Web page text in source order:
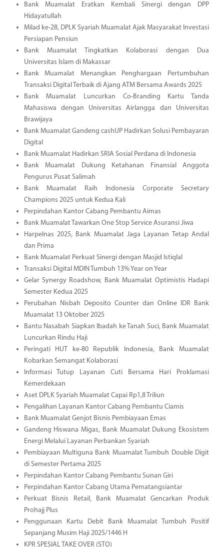
Bank Muamalat Eratkan Kembali Sinergi dengan DPP
Hidayatullah
Milad ke-28, DPLK Syariah Muamalat Ajak Masyarakat Investasi
Persiapan Pensiun
Bank Muamalat Tingkatkan Kolaborasi dengan Dua
Universitas Islam di Makassar
Bank Muamalat Menangkan Penghargaan Pertumbuhan
Transaksi Digital Terbaik di Ajang ATM Bersama Awards 2025
Bank Muamalat Luncurkan Co-Branding Kartu Tanda
Mahasiswa dengan Universitas Airlangga dan Universitas
Brawijaya
Bank Muamalat Gandeng cashUP Hadirkan Solusi Pembayaran
Digital
Bank Muamalat Hadirkan SRIA Sosial Perdana di Indonesia
Bank Muamalat Dukung Ketahanan Finansial Anggota
Pengurus Pusat Salimah
Bank Muamalat Raih Indonesia Corporate Secretary
Champions 2025 untuk Kedua Kali
Perpindahan Kantor Cabang Pembantu Aimas
Bank Muamalat Tawarkan One Stop Service Asuransi Jiwa
Harpelnas 2025, Bank Muamalat Jaga Layanan Tetap Andal
dan Prima
Bank Muamalat Perkuat Sinergi dengan Masjid Istiqlal
Transaksi Digital MDIN Tumbuh 13% Year on Year
Gelar Synergy Roadshow, Bank Muamalat Optimistis Hadapi
Semester Kedua 2025
Perubahan Nisbah Deposito Counter dan Online IDR Bank
Muamalat 13 Oktober 2025
Bantu Nasabah Siapkan Ibadah ke Tanah Suci, Bank Muamalat
Luncurkan Rindu Haji
Peringati HUT ke-80 Republik Indonesia, Bank Muamalat
Kobarkan Semangat Kolaborasi
Informasi Tutup Layanan Cuti Bersama Hari Proklamasi
Kemerdekaan
Aset DPLK Syariah Muamalat Capai Rp1,8 Triliun
Pengalihan Layanan Kantor Cabang Pembantu Ciamis
Bank Muamalat Genjot Bisnis Pembiayaan Emas
Gandeng Hiswana Migas, Bank Muamalat Dukung Ekosistem
Energi Melalui Layanan Perbankan Syariah
Pembiayaan Multiguna Bank Muamalat Tumbuh Double Digit
di Semester Pertama 2025
Perpindahan Kantor Cabang Pembantu Sunan Giri
Perpindahan Kantor Cabang Utama Pematangsiantar
Perkuat Bisnis Retail, Bank Muamalat Gencarkan Produk
Prohajj Plus
Penggunaan Kartu Debit Bank Muamalat Tumbuh Positif
Sepanjang Musim Haji 2025/1446 H
KPR SPESIAL TAKE OVER (STO)